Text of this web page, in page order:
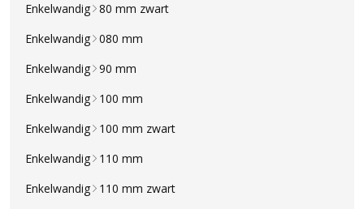
Enkelwandig 80 mm zwart
Enkelwandig 080 mm
Enkelwandig 90 mm
Enkelwandig
100 mm
Enkelwandig
100 mm zwart
Enkelwandig
110 mm
Enkelwandig
110 mm zwart